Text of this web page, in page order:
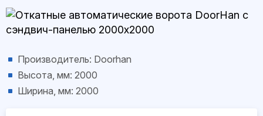
Производитель: Doorhan
Высота, мм: 2000
Ширина, мм: 2000